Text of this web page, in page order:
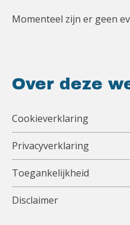
Momenteel zijn er geen
Over deze
Cookieverklaring
Privacyverklaring
Toegankelijkheid
Disclaimer